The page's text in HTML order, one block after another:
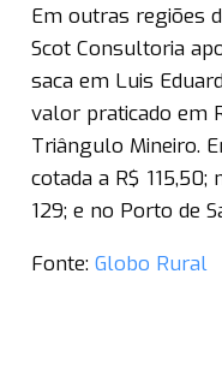
Em outras regiões
Scot Consultoria
saca em Luis
valor praticado em
Triângulo Mineiro.
cotada a R$ 115,50;
129; e no Porto de
Fonte: Globo Rural